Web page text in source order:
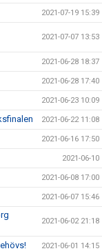
2021-07-19 15:39
2021-07-07 13:53
2021-06-28 18:37
2021-06-28 17:40
2021-06-23 10:09
2021-06-22 11:08
2021-06-16 17:50
2021-06-10
2021-06-08 17:00
2021-06-07 15:46
2021-06-02 21:18
2021-06-01 14:15